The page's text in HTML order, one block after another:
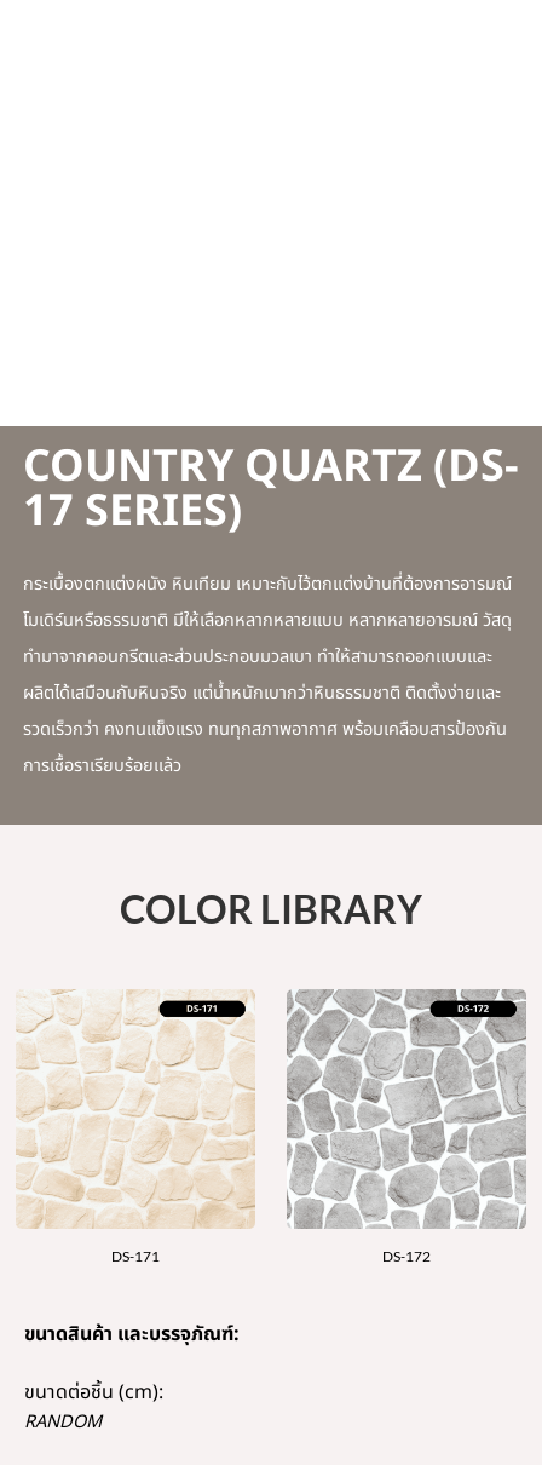
COUNTRY QUARTZ (DS-
17 SERIES)
กระเบื้องตกแต่งผนัง หินเทียม เหมาะกับไว้ตกแต่งบ้านที่ต้องการอารมณ์
โมเดิร์นหรือธรรมชาติ มีให้เลือกหลากหลายแบบ หลากหลายอารมณ์ วัสดุ
ทำมาจากคอนกรีตและส่วนประกอบมวลเบา ทำให้สามารถออกแบบและ
ผลิตได้เสมือนกับหินจริง แต่น้ำหนักเบากว่าหินธรรมชาติ ติดตั้งง่ายและ
รวดเร็วกว่า คงทนแข็งแรง ทนทุกสภาพอากาศ พร้อมเคลือบสารป้องกัน
การเชื้อราเรียบร้อยแล้ว
COLOR LIBRARY
DS-171 DS-172
ขนาดสินค้า และบรรจุภัณฑ์:
ขนาดต่อชิ้น (cm):
RANDOM